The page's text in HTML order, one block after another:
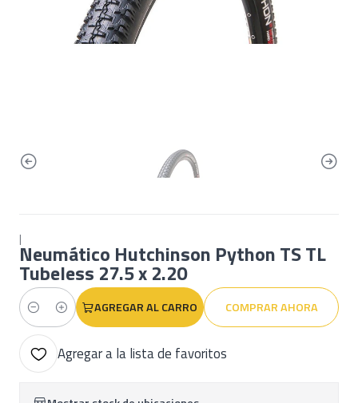
|
Neumático Hutchinson Python TS TL
Tubeless 27.5 x 2.20
Cantidad
AGREGAR AL CARRO COMPRAR AHORA
Agregar a la lista de favoritos